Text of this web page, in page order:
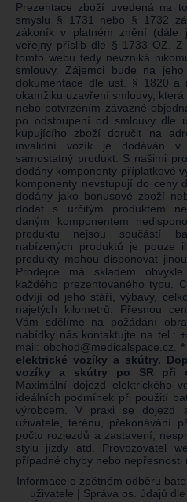
Prezentace zboží uvedená na
smyslu § 1731 nebo § 1732
zákoník v platném znění (dále
veřejný příslib dle § 1733 OZ.
tomto webu tedy nevzniká
smlouvy. Zájemci bude na
dokumentace dle ust. § 1820
okamžiku uzavření smlouvy,
nebo potvrzením závazné
po odstoupení od smlouvy dle
kupujícího zboží doručit na
invalidní vozík je dodáván v
samostatný produkt. S našimi
dodány komponenty příplatkové
komponenty nevstupují do ceny
dodány jako bonusové zboží
dodat s určitým produktem
daným komponentem
produktu nejsou součástí
nabízených produktů je pouze
produkty mohou disponovat
Prodejce má skladem
každého prezentovaného typu.
odvíjí od jeho stáří, výbavy,
najetých kilometrů. Přesnou
Vám sdělíme na požádání
nabídky nás kontaktujte na tel.:
mail: obchod@medicalspace.cz
elektrické vozíky a skútry.
vozíky a skútry po SR při
Maximální dojezd elektrického
ideálních podmínek při použití
výrobcem. V praxi se dojezd
uživatele, terénu, překonávání
počtu rozjezdů a zastavení,
stylu jízdy atd. Provozovatel
případné chyby nebo nepřesnosti
Informace o zpětném odběru
uživatele | Správa os. údajů dle